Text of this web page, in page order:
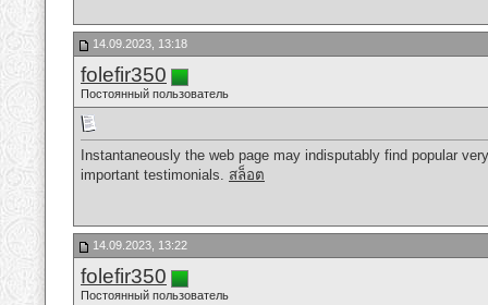
14.09.2023, 13:18
folefir350
Постоянный пользователь
Instantaneously the web page may indisputably find popular
important testimonials. สล็อต
14.09.2023, 13:22
folefir350
Постоянный пользователь